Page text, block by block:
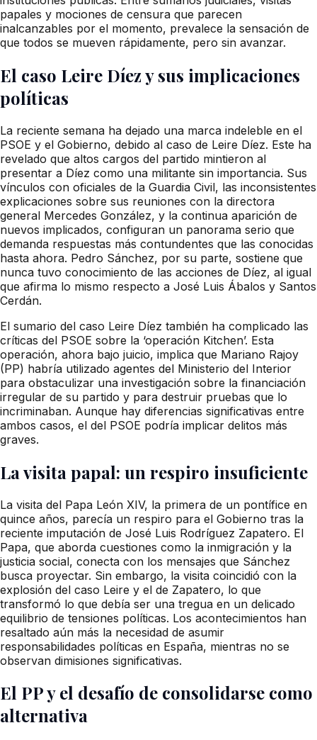
papales y mociones de censura que parecen
inalcanzables por el momento, prevalece la sensación de
que todos se mueven rápidamente, pero sin avanzar.
El caso Leire Díez y sus implicaciones
políticas
La reciente semana ha dejado una marca indeleble en el
PSOE y el Gobierno, debido al caso de Leire Díez. Este ha
revelado que altos cargos del partido mintieron al
presentar a Díez como una militante sin importancia. Sus
vínculos con oficiales de la Guardia Civil, las inconsistentes
explicaciones sobre sus reuniones con la directora
general Mercedes González, y la continua aparición de
nuevos implicados, configuran un panorama serio que
demanda respuestas más contundentes que las conocidas
hasta ahora. Pedro Sánchez, por su parte, sostiene que
nunca tuvo conocimiento de las acciones de Díez, al igual
que afirma lo mismo respecto a José Luis Ábalos y Santos
Cerdán.
El sumario del caso Leire Díez también ha complicado las
críticas del PSOE sobre la ‘operación Kitchen’. Esta
operación, ahora bajo juicio, implica que Mariano Rajoy
(PP) habría utilizado agentes del Ministerio del Interior
para obstaculizar una investigación sobre la financiación
irregular de su partido y para destruir pruebas que lo
incriminaban. Aunque hay diferencias significativas entre
ambos casos, el del PSOE podría implicar delitos más
graves.
La visita papal: un respiro insuficiente
La visita del Papa León XIV, la primera de un pontífice en
quince años, parecía un respiro para el Gobierno tras la
reciente imputación de José Luis Rodríguez Zapatero. El
Papa, que aborda cuestiones como la inmigración y la
justicia social, conecta con los mensajes que Sánchez
busca proyectar. Sin embargo, la visita coincidió con la
explosión del caso Leire y el de Zapatero, lo que
transformó lo que debía ser una tregua en un delicado
equilibrio de tensiones políticas. Los acontecimientos han
resaltado aún más la necesidad de asumir
responsabilidades políticas en España, mientras no se
observan dimisiones significativas.
El PP y el desafío de consolidarse como
alternativa